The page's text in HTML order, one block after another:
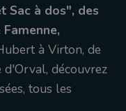
Sac à dos", des
à Virton, de
découvrez
tous les